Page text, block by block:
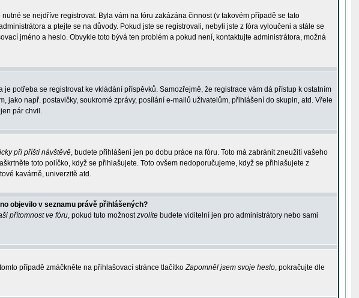
se nejdříve registrovat. Byla vám na fóru zakázána činnost (v takovém případě se tato
a ptejte se na důvody. Pokud jste se registrovali, nebyli jste z fóra vyloučeni a stále se
jméno a heslo. Obvykle toto bývá ten problém a pokud není, kontaktujte administrátora, možná
je potřeba se registrovat ke vkládání příspěvků. Samozřejmě, že registrace vám dá přístup k ostatním
jako např. postavičky, soukromé zprávy, posílání e-mailů uživatelům, přihlášení do skupin, atd. Vřele
pár chvil.
při příští návštěvě, budete přihlášeni jen po dobu práce na fóru. Toto má zabránit zneužití vašeho
toto políčko, když se přihlašujete. Toto ovšem nedoporučujeme, když se přihlašujete z
kavárně, univerzitě atd.
objevilo v seznamu právě přihlášených?
přítomnost ve fóru, pokud tuto možnostzvolíte budete viditelní jen pro administrátory nebo sami
případě zmáčkněte na přihlašovací stránce tlačítkoZapomněl jsem svoje heslo, pokračujte dle